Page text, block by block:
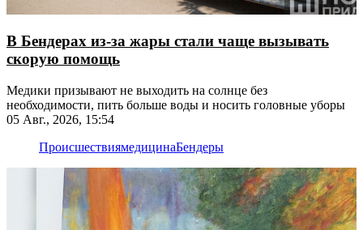
В Бендерах из-за жары стали чаще вызывать
скорую помощь
Медики призывают не выходить на солнце без
необходимости, пить больше воды и носить головные уборы
05 Авг., 2026, 15:54
ПроисшествиямедицинаБендеры